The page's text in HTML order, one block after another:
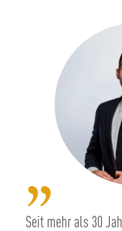
Seit mehr als 30